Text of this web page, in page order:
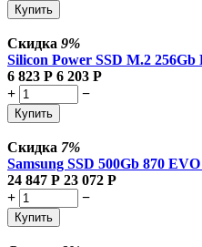
Купить
Скидка 9%
Silicon Power SSD M.2
6 823 Р 6 203 Р
+
−
Купить
Скидка 7%
Samsung SSD 500Gb 870
24 847 Р 23 072 Р
+
−
Купить